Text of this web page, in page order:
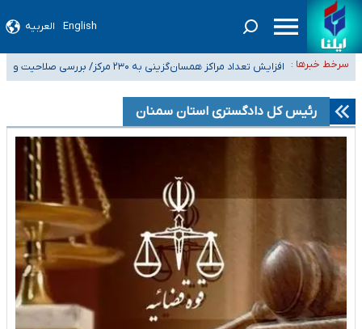
English العربیه
سرخط خبرها :
ضرورت آموزش حریم خصوصی در فضای آنلاین در مدارس/ هزینه‌های سنگین
اجتماعی انتشار تصاویر خصوصی برای قربانیان/ سوءاستفاده مجرمان از ترس
افزایش تعداد مراکز همسان‌گزینی به ۲۳۰ مرکز/ بررسی صلاحیت و
هستیم، اما هنوز پاسخ مشخصی نگرفته‌ایم
تعویق آزمون ورودی دکترای تخصصی فرماندهی صحنه عملیات و دکترای
رئیس کل دادگستری استان سمنان